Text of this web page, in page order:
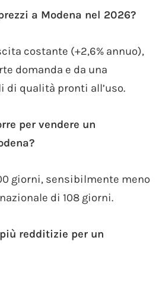
a Modena nel 2026?
costante (+2,6% annuo),
domanda e da una
qualità pronti all’uso.
per vendere un
giorni, sensibilmente meno
di 108 giorni.
redditizie per un